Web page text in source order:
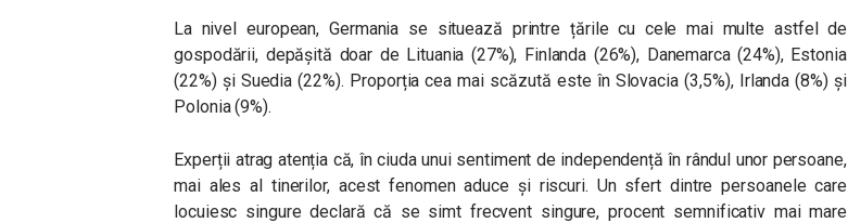
La nivel european, Germania se situează printre țările cu cele mai multe astfel de
gospodării, depășită doar de Lituania (27%), Finlanda (26%), Danemarca (24%), Estonia
(22%) și Suedia (22%). Proporția cea mai scăzută este în Slovacia (3,5%), Irlanda (8%) și
Polonia (9%).
Experții atrag atenția că, în ciuda unui sentiment de independență în rândul unor persoane,
mai ales al tinerilor, acest fenomen aduce și riscuri. Un sfert dintre persoanele care
locuiesc singure declară că se simt frecvent singure, procent semnificativ mai mare